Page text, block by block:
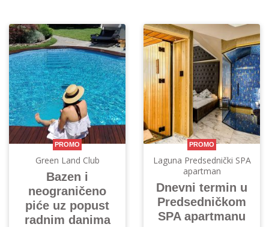
PROMO
Green Land Club
Bazen i
neograničeno
piće uz popust
radnim danima
PROMO
Laguna Predsednički SPA
apartman
Dnevni termin u
Predsedničkom
SPA apartmanu